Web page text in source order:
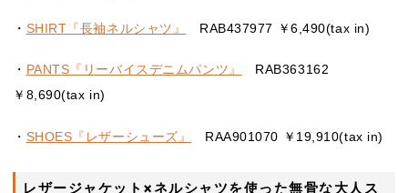
・ SHIRT『長袖ネルシャツ』 RAB437977 ￥6,490(tax in)
・ PANTS『リーバイスデニムパンツ』
RAB363162
￥8,690(tax in)
・ SHOES『レザーシューズ』 RAA901070 ￥19,910(tax in)
レザージャケット×ネルシャツを使った無骨な大人ス